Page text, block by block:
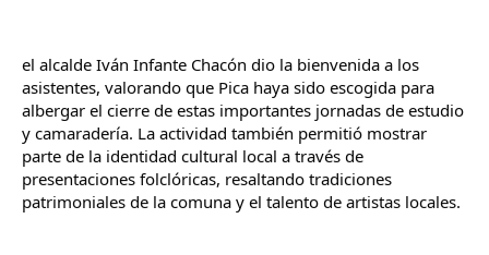
el alcalde Iván Infante Chacón dio la bienvenida a los
asistentes, valorando que Pica haya sido escogida para
albergar el cierre de estas importantes jornadas de estudio
y camaradería. La actividad también permitió mostrar
parte de la identidad cultural local a través de
presentaciones folclóricas, resaltando tradiciones
patrimoniales de la comuna y el talento de artistas locales.